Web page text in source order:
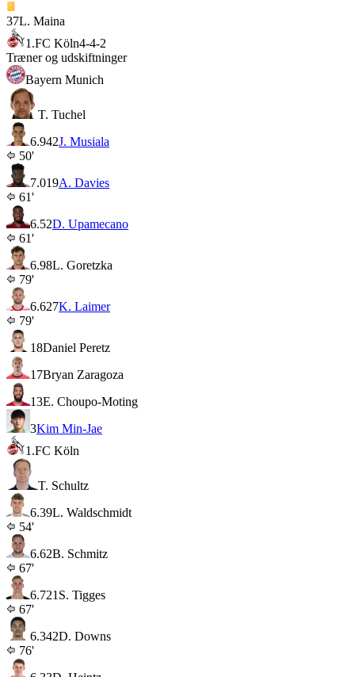
37L. Maina
1.FC Köln4-4-2
Træner og udskiftninger
Bayern Munich
T. Tuchel
6.942J. Musiala
50'
7.019A. Davies
61'
6.52D. Upamecano
61'
6.98L. Goretzka
79'
6.627K. Laimer
79'
18Daniel Peretz
17Bryan Zaragoza
13E. Choupo-Moting
3Kim Min-Jae
1.FC Köln
T. Schultz
6.39L. Waldschmidt
54'
6.62B. Schmitz
67'
6.721 S. Tigges
67'
6.342D. Downs
76'